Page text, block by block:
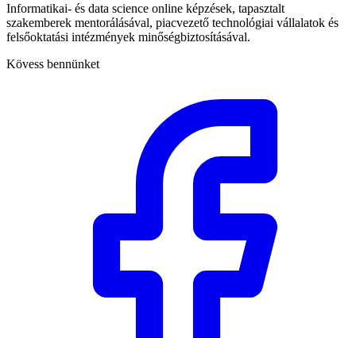
Informatikai- és data science online képzések, tapasztalt
szakemberek mentorálásával, piacvezető technológiai vállalatok és
felsőoktatási intézmények minőségbiztosításával.
Kövess bennünket